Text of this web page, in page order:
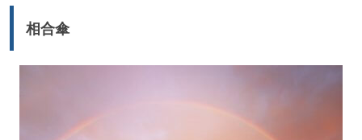
ー
相合傘